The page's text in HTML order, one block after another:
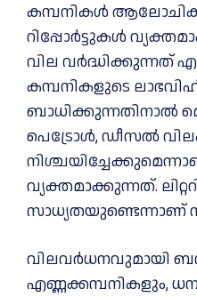
കമ്പനികള്‍
റിപ്പോര്‍ട്ടുകള്‍
വില വര്‍ദ്ധിക്കുന്നത്
കമ്പനികളുടെ
ബാധിക്കുന്നതിനാല്‍
പെട്രോള്‍, ഡീസല്‍
വ്യക്തമാക്കുന്നത്.
വിലവര്‍ധനവുമായി
എണ്ണക്കമ്പനികളും,